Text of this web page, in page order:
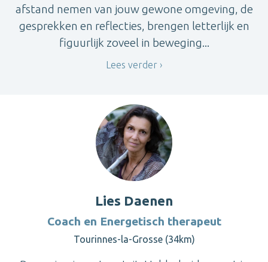
afstand nemen van jouw gewone omgeving, de
gesprekken en reflecties, brengen letterlijk en
figuurlijk zoveel in beweging...
Lees verder
Lies Daenen
Coach en Energetisch therapeut
Tourinnes-la-Grosse (34km)